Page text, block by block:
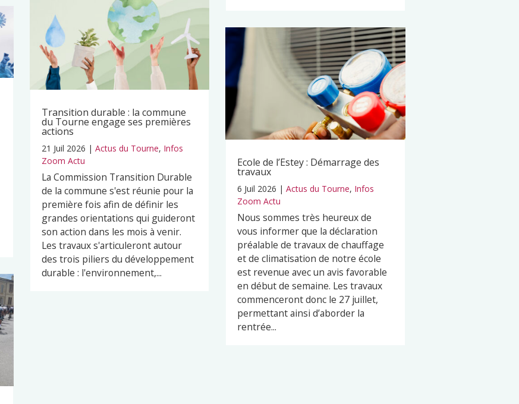
Transition durable : la commune
du Tourne engage ses premières
actions
21 Juil 2026 | Actus du Tourne, Infos
Zoom Actu
La Commission Transition Durable
de la commune s'est réunie pour la
première fois afin de définir les
grandes orientations qui guideront
son action dans les mois à venir.
Les travaux s'articuleront autour
des trois piliers du développement
durable : l'environnement,...
Ecole de l’Estey : Démarrage des
travaux
6 Juil 2026 |Actus du Tourne, Infos
Zoom Actu
Nous sommes très heureux de
vous informer que la déclaration
préalable de travaux de chauffage
et de climatisation de notre école
est revenue avec un avis favorable
en début de semaine. Les travaux
commenceront donc le 27 juillet,
permettant ainsi d’aborder la
rentrée...